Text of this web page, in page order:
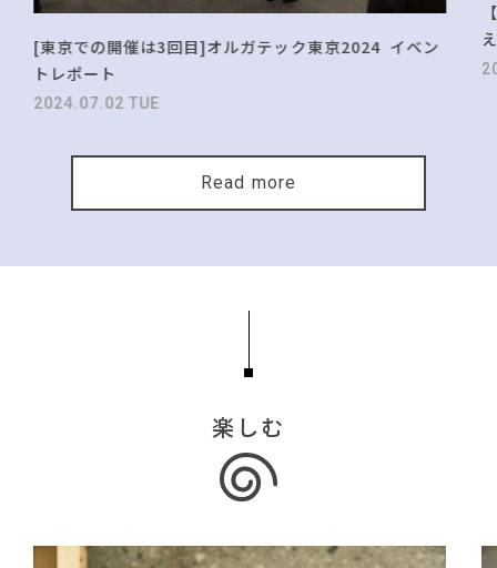
[東京での開催は3回目]オルガテック東京2024 イベン
トレポート
2024.07.02 TUE
Read more
楽しむ